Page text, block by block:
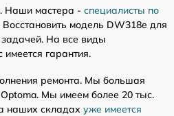
Наши мастера - специалисты по
Восстановить модель DW318e для
задачей. На все виды
гарантия.
ремонта. Мы большая
Optoma. Мы имеем более 20 тыс.
наших складах уже имеется